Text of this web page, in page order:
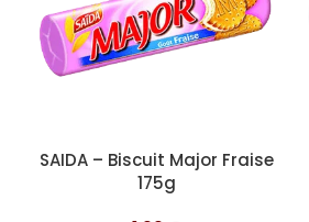
Ajouter au panier
SAIDA – Biscuit Major Fraise
175g